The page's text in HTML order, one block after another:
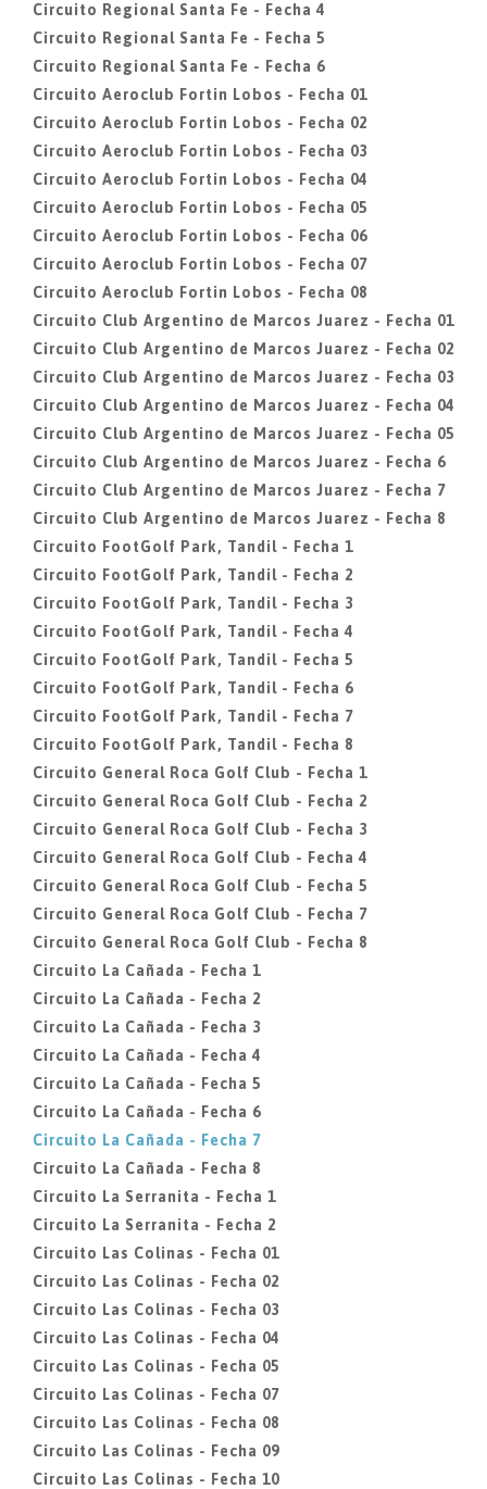
Circuito Regional Santa Fe - Fecha 4
Circuito Regional Santa Fe - Fecha 5
Circuito Regional Santa Fe - Fecha 6
Circuito Aeroclub Fortin Lobos - Fecha 01
Circuito Aeroclub Fortin Lobos - Fecha 02
Circuito Aeroclub Fortin Lobos - Fecha 03
Circuito Aeroclub Fortin Lobos - Fecha 04
Circuito Aeroclub Fortin Lobos - Fecha 05
Circuito Aeroclub Fortin Lobos - Fecha 06
Circuito Aeroclub Fortin Lobos - Fecha 07
Circuito Aeroclub Fortin Lobos - Fecha 08
Circuito Club Argentino de Marcos Juarez - Fecha 01
Circuito Club Argentino de Marcos Juarez - Fecha 02
Circuito Club Argentino de Marcos Juarez - Fecha 03
Circuito Club Argentino de Marcos Juarez - Fecha 04
Circuito Club Argentino de Marcos Juarez - Fecha 05
Circuito Club Argentino de Marcos Juarez - Fecha 6
Circuito Club Argentino de Marcos Juarez - Fecha 7
Circuito Club Argentino de Marcos Juarez - Fecha 8
Circuito FootGolf Park, Tandil - Fecha 1
Circuito FootGolf Park, Tandil - Fecha 2
Circuito FootGolf Park, Tandil - Fecha 3
Circuito FootGolf Park, Tandil - Fecha 4
Circuito FootGolf Park, Tandil - Fecha 5
Circuito FootGolf Park, Tandil - Fecha 6
Circuito FootGolf Park, Tandil - Fecha 7
Circuito FootGolf Park, Tandil - Fecha 8
Circuito General Roca Golf Club - Fecha 1
Circuito General Roca Golf Club - Fecha 2
Circuito General Roca Golf Club - Fecha 3
Circuito General Roca Golf Club - Fecha 4
Circuito General Roca Golf Club - Fecha 5
Circuito General Roca Golf Club - Fecha 7
Circuito General Roca Golf Club - Fecha 8
Circuito La Cañada - Fecha 1
Circuito La Cañada - Fecha 2
Circuito La Cañada - Fecha 3
Circuito La Cañada - Fecha 4
Circuito La Cañada - Fecha 5
Circuito La Cañada - Fecha 6
Circuito La Cañada - Fecha 7
Circuito La Cañada - Fecha 8
Circuito La Serranita - Fecha 1
Circuito La Serranita - Fecha 2
Circuito Las Colinas - Fecha 01
Circuito Las Colinas - Fecha 02
Circuito Las Colinas - Fecha 03
Circuito Las Colinas - Fecha 04
Circuito Las Colinas - Fecha 05
Circuito Las Colinas - Fecha 07
Circuito Las Colinas - Fecha 08
Circuito Las Colinas - Fecha 09
Circuito Las Colinas - Fecha 10